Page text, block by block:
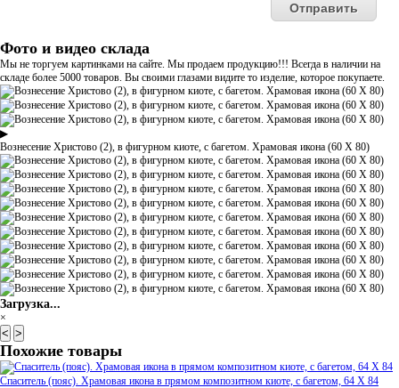
Фото и видео склада
Мы не торгуем картинками на сайте. Мы продаем продукцию!!! Всегда в наличии на
складе более 5000 товаров. Вы своими глазами видите то изделие, которое покупаете.
▶
Вознесение Христово (2), в фигурном киоте, с багетом. Храмовая икона (60 Х 80)
Загрузка...
×
< >
Похожие товары
Спаситель (пояс). Храмовая икона в прямом композитном киоте, с багетом, 64 Х 84